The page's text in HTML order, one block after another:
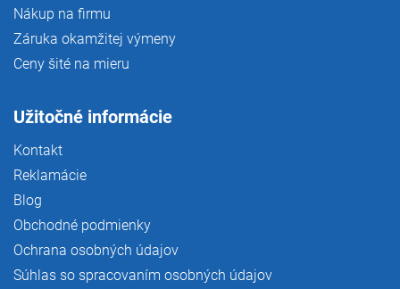
Nákup na firmu
Záruka okamžitej výmeny
Ceny šité na mieru
Užitočné informácie
Kontakt
Reklamácie
Blog
Obchodné podmienky
Ochrana osobných údajov
Súhlas so spracovaním osobných údajov